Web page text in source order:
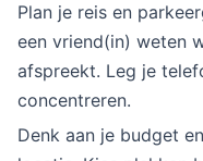
Plan je reis en
een vriend(in) weten
afspreekt. Leg je
concentreren.
Denk aan je budget